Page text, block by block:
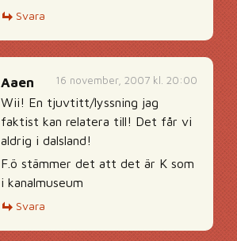
Svara
16 november, 2007 kl. 20:00
Aaen
Wii! En tjuvtitt/lyssning jag
faktist kan relatera till! Det får vi
aldrig i dalsland!
F.ö stämmer det att det är K som
i kanalmuseum
Svara